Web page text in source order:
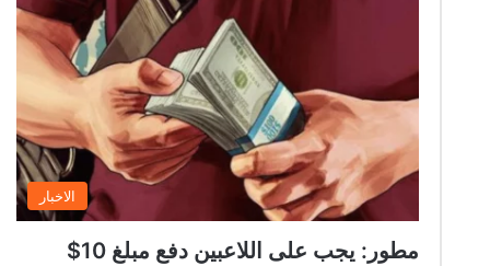
الاخبار
مطور: يجب على اللاعبين دفع مبلغ 10$